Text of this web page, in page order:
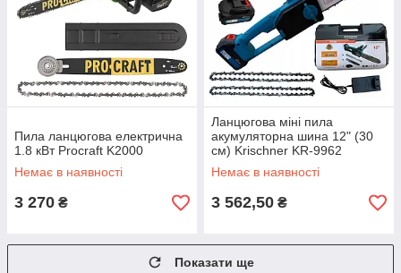
Пила ланцюгова електрична
1.8 кВт Procraft K2000
Немає в наявності
3 270 ₴
Ланцюгова міні пила
акумуляторна шина 12" (30
см) Krischner KR-9962
Немає в наявності
3 562,50 ₴
Показати ще